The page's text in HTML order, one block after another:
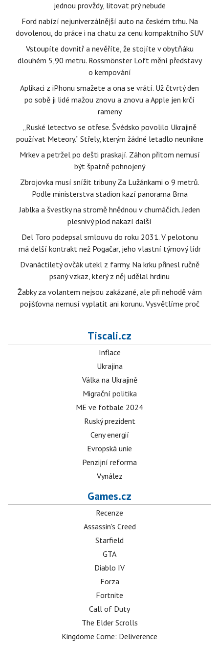
jednou provždy, litovat prý nebude
Ford nabízí nejuniverzálnější auto na českém trhu. Na
dovolenou, do práce i na chatu za cenu kompaktního SUV
Vstoupíte dovnitř a nevěříte, že stojíte v obytňáku
dlouhém 5,90 metru. Rossmönster Loft mění představy
o kempování
Aplikaci z iPhonu smažete a ona se vrátí. Už čtvrtý den
po sobě ji lidé mažou znovu a znovu a Apple jen krčí
rameny
„Ruské letectvo se otřese. Švédsko povolilo Ukrajině
používat Meteory.“ Střely, kterým žádné letadlo neunikne
Mrkev a petržel po dešti praskají. Záhon přitom nemusí
být špatně pohnojený
Zbrojovka musí snížit tribuny Za Lužánkami o 9 metrů.
Podle ministerstva stadion kazí panorama Brna
Jablka a švestky na stromě hnědnou v chumáčích. Jeden
plesnivý plod nakazí další
Del Toro podepsal smlouvu do roku 2031. V pelotonu
má delší kontrakt než Pogačar, jeho vlastní týmový lídr
Dvanáctiletý ovčák utekl z farmy. Na krku přinesl ručně
psaný vzkaz, který z něj udělal hrdinu
Žabky za volantem nejsou zakázané, ale při nehodě vám
pojišťovna nemusí vyplatit ani korunu. Vysvětlíme proč
Tiscali.cz
Inflace
Ukrajina
Válka na Ukrajině
Migrační politika
ME ve fotbale 2024
Ruský prezident
Ceny energií
Evropská unie
Penzijní reforma
Vynález
Games.cz
Recenze
Assassin's Creed
Starfield
GTA
Diablo IV
Forza
Fortnite
Call of Duty
The Elder Scrolls
Kingdome Come: Deliverence